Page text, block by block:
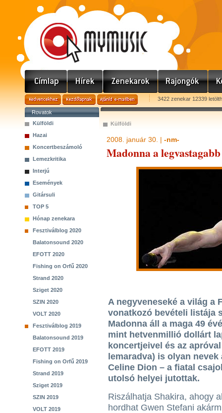
3422 zenekar 12339
Rovatok
Külföldi
Hazai
Koncertbeszámoló
Lemezkritika
Interjú
Események
Gitársuli
TOP 5
Hónap zenekara
Fesztiválblog 2020
Balatonsound 2020
EFOTT 2020
Fishing on Orfű 2020
Strand 2020
Sziget 2020
SZIN 2020
VOLT 2020
Fesztiválblog 2019
Balatonsound 2019
EFOTT 2019
Fishing on Orfű 2019
Strand 2019
Sziget 2019
SZIN 2019
VOLT 2019
Külföldi
2008. január 30. | -nm-
Madonna a legvastagabb
A negyveneseké a világ a
vonatkozó bevételi listája
Madonna áll a maga 49
mint hetvenmillió dollárt
koncertjeivel és az
lemaradva) is olyan
Celine Dion – a fiatal
utolsó helyei jutottak.
Riszálhatja Shakira, ahogy
hordhat Gwen Stefani